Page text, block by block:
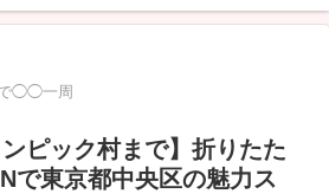
◯◯一周
ンピック村まで】折りたた
で東京都中央区の魅力ス